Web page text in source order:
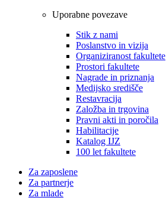
Uporabne povezave
Stik z nami
Poslanstvo in vizija
Organiziranost fakultete
Prostori fakultete
Nagrade in priznanja
Medijsko središče
Restavracija
Založba in trgovina
Pravni akti in poročila
Habilitacije
Katalog IJZ
100 let fakultete
Za zaposlene
Za partnerje
Za mlade